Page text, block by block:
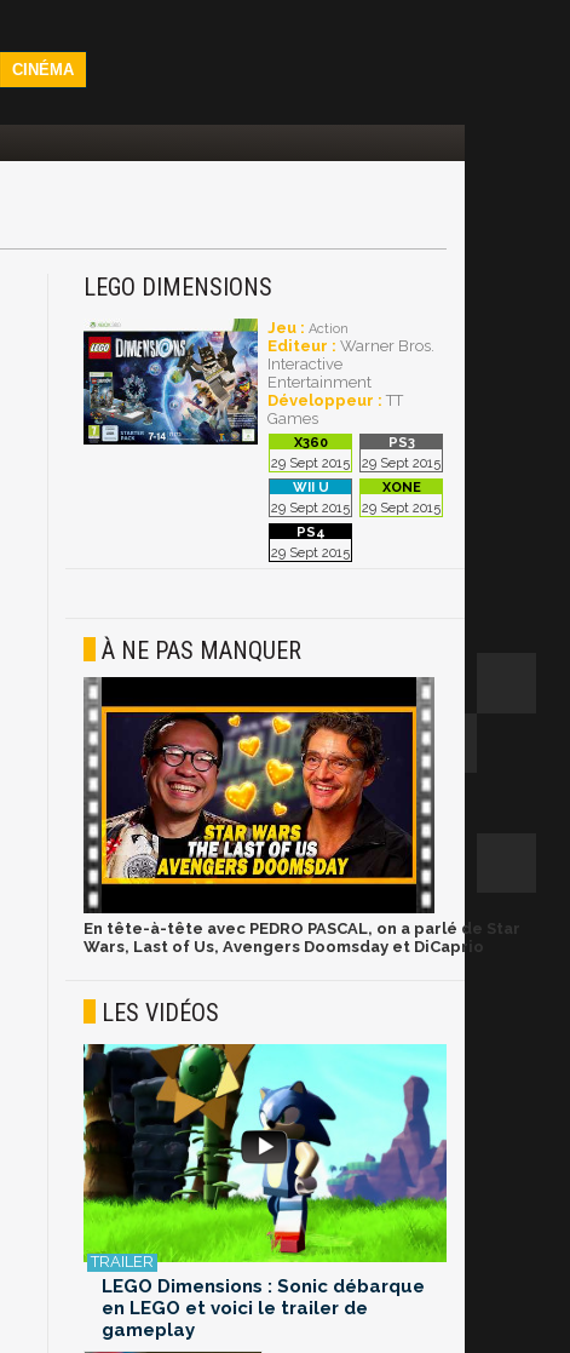
CINÉMA
LEGO DIMENSIONS
Jeu : Action
Editeur : Warner Bros.
Interactive
Entertainment
Développeur : TT
Games
29 Sept 2015 29 Sept 2015
29 Sept 2015 29 Sept 2015
29 Sept 2015
À NE PAS MANQUER
En tête-à-tête avec PEDRO PASCAL, on a parlé de Star
Wars, Last of Us, Avengers Doomsday et DiCaprio
LES VIDÉOS
LEGO Dimensions : Sonic débarque
en LEGO et voici le trailer de
gameplay